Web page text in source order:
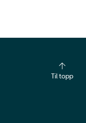
Til topp